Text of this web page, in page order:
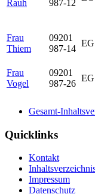
Rauh
987-12
Frau
Thiem
09201
987-14
Frau
Vogel
09201
987-26
Gesamt-
Quicklinks
Kontakt
Impressum
Datenschutz